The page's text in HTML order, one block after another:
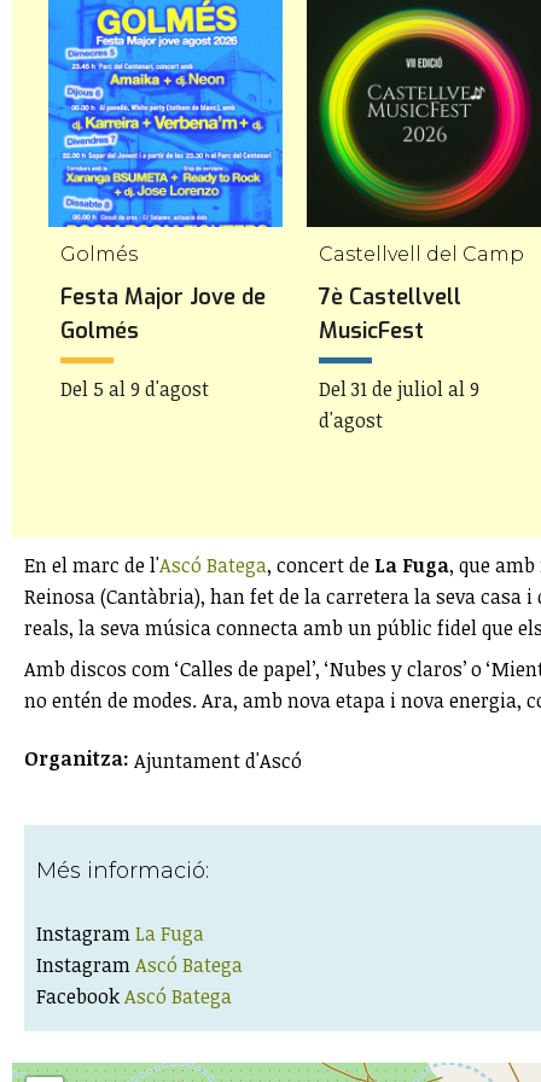
Golmés
Festa Major Jove de
Golmés
Del 5 al 9 d'agost
Castellvell del Camp
7è Castellvell
MusicFest
Del 31 de juliol al 9
d'agost
En el marc de l'Ascó Batega, concert de La Fuga, que
Reinosa (Cantàbria), han fet de la carretera la seva
reals, la seva música connecta amb un públic fidel que
Amb discos com ‘Calles de papel’, ‘Nubes y claros’ o
no entén de modes. Ara, amb nova etapa i nova
Organitza: Ajuntament d'Ascó
Més informació:
InstagramLa Fuga
InstagramAscó Batega
FacebookAscó Batega